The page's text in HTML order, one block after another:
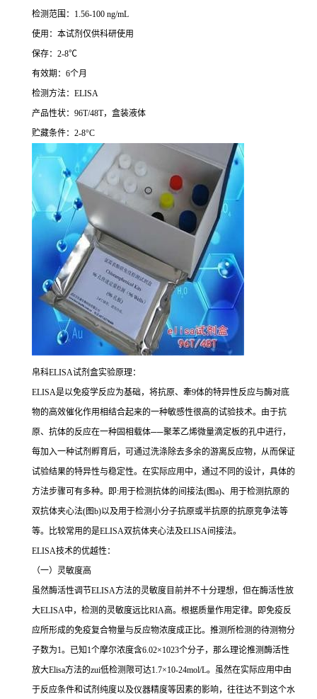
检测范围： 1.56-100 ng/mL
使用：本试剂仅供科研使用
保存： 2-8℃
有效期： 6个月
检测方法： ELISA
产品性状： 96T/48T，盒装液体
贮藏条件： 2-8°C
帛科ELISA试剂盒实验原理：
ELISA是以免疫学反应为基础，将抗原、牽9体的特异性反应与酶对底
物的高效催化作用相结合起来的一种敏感性很高的试验技术。由于抗
原、抗体的反应在一种固相载体──聚苯乙烯微量滴定板的孔中进行，
每加入一种试剂孵育后，可通过洗涤除去多余的游离反应物，从而保证
试验结果的特异性与稳定性。在实际应用中，通过不同的设计，具体的
方法步骤可有多种。即:用于检测抗体的间接法(图a)、用于检测抗原的
双抗体夹心法(图b)以及用于检测小分子抗原或半抗原的抗原竞争法等
等。比较常用的是ELISA双抗体夹心法及ELISA间接法。
ELISA技术的优越性：
（一）灵敏度高
虽然酶活性调节ELISA方法的灵敏度目前并不十分理想，但在酶活性放
大ELISA中，检测的灵敏度远比RIA高。根据质量作用定律。即免疫反
应所形成的免疫复合物量与反应物浓度成正比。推测所检测的待测物分
子数为1。已知 1个摩尔浓度含6.02×1023个分子，那么理论推测酶活性
放大Elisa方法的zui低检测限可达1.7×10-24mol/L。虽然在实际应用中由
于反应条件和试剂纯度以及仪器精度等因素的影响，往往达不到这个水